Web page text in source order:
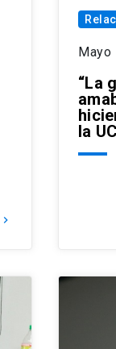
keyboard_arrow_right
Mayo
“La
la